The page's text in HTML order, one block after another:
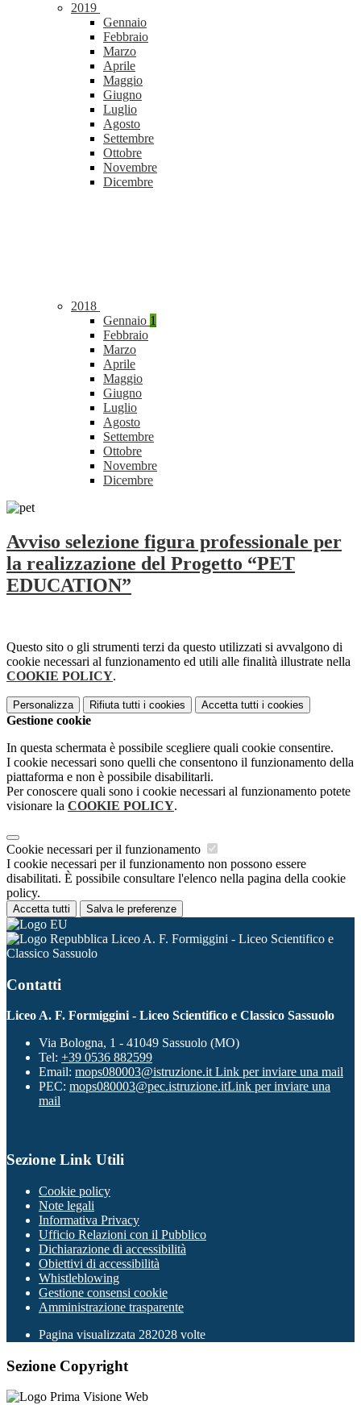
2019
Gennaio
Febbraio
Marzo
Aprile
Maggio
Giugno
Luglio
Agosto
Settembre
Ottobre
Novembre
Dicembre
2018
Gennaio 1
Febbraio
Marzo
Aprile
Maggio
Giugno
Luglio
Agosto
Settembre
Ottobre
Novembre
Dicembre
Avviso selezione figura professionale per
la realizzazione del Progetto “PET
EDUCATION”
Questo sito o gli strumenti terzi da questo utilizzati si avvalgono di
cookie necessari al funzionamento ed utili alle finalità illustrate nella
COOKIE POLICY.
Personalizza Rifiuta tutti i cookies Accetta tutti i cookies
Gestione cookie
In questa schermata è possibile scegliere quali cookie consentire.
I cookie necessari sono quelli che consentono il funzionamento della
piattaforma e non è possibile disabilitarli.
Per conoscere quali sono i cookie necessari al funzionamento potete
visionare la COOKIE POLICY.
Cookie necessari per il funzionamento
I cookie necessari per il funzionamento non possono essere
disabilitati. È possibile consultare l'elenco nella pagina della cookie
policy.
Accetta tutti Salva le preferenze
Liceo A. F. Formiggini - Liceo Scientifico e
Classico Sassuolo
Contatti
Liceo A. F. Formiggini - Liceo Scientifico e Classico Sassuolo
Via Bologna, 1 - 41049 Sassuolo (MO)
Tel: +39 0536 882599
Email: mops080003@istruzione.it Link per inviare una mail
PEC: mops080003@pec.istruzione.itLink per inviare una
mail
Sezione Link Utili
Cookie policy
Note legali
Informativa Privacy
Ufficio Relazioni con il Pubblico
Dichiarazione di accessibilità
Obiettivi di accessibilità
Whistleblowing
Gestione consensi cookie
Amministrazione trasparente
Pagina visualizzata 282028 volte
Sezione Copyright